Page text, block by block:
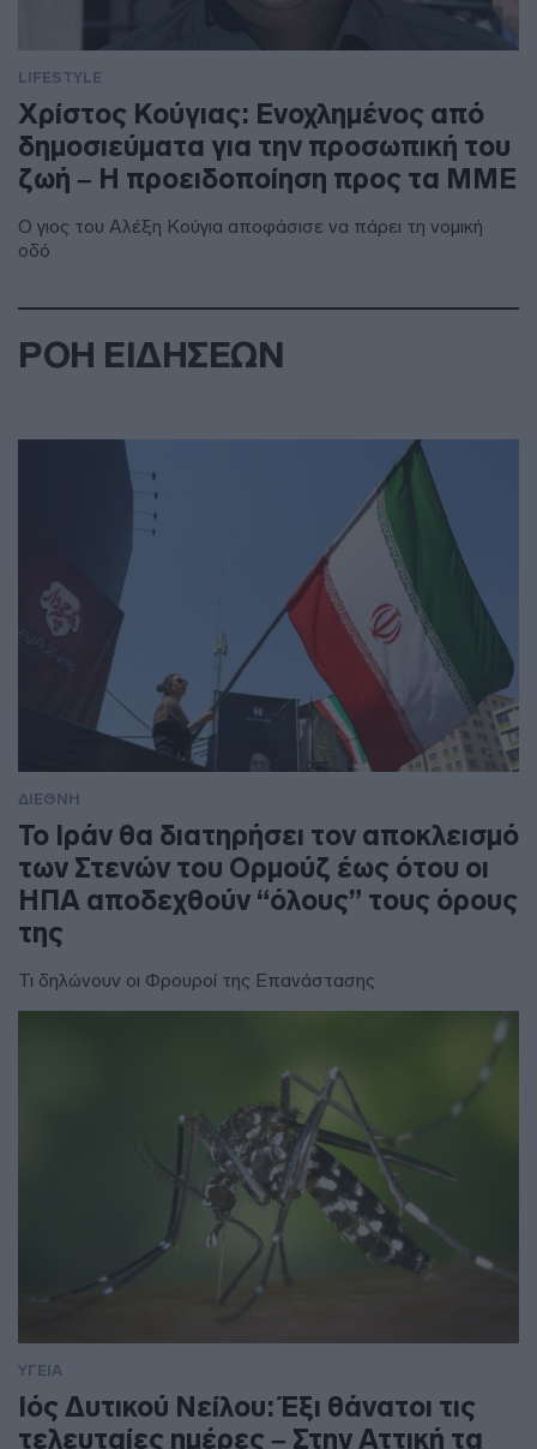
LIFESTYLE
Χρίστος Κούγιας: Ενοχλημένος από
δημοσιεύματα για την προσωπική του
ζωή – Η προειδοποίηση προς τα ΜΜΕ
Ο γιος του Αλέξη Κούγια αποφάσισε να πάρει τη νομική
οδό
ΡΟΗ ΕΙΔΗΣΕΩΝ
ΔΙΕΘΝΗ
To Ιράν θα διατηρήσει τον αποκλεισμό
των Στενών του Ορμούζ έως ότου οι
ΗΠΑ αποδεχθούν “όλους” τους όρους
της
Τι δηλώνουν οι Φρουροί της Επανάστασης
ΥΓΕΙΑ
Ιός Δυτικού Νείλου: Έξι θάνατοι τις
τελευταίες ημέρες – Στην Αττική τα